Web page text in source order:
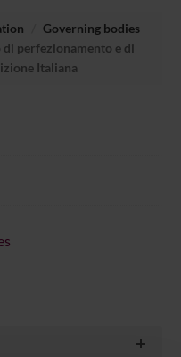
Governing bodies
perfezionamento e di
Italiana